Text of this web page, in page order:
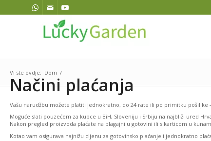
Vi ste ovdje: Dom /
Načini plaćanja
Vašu narudžbu možete platiti jednokratno, do 24 rate ili po primitku pošiljke
Moguće slati pouzećem za kupce u BiH, Sloveniju i Srbiju na najbliži ured
Nakon pregled proizvoda plaćate na blagajni u gotovini ili s karticom u
Kotao vam osigurava najnižu cijenu za gotovinsko plaćanje i jednokratno